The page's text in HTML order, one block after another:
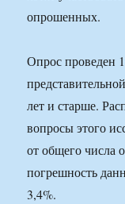
опрошенных.
Опрос проведен
лет и старше.
вопросы этого
от общего числа
погрешность
3,4%.